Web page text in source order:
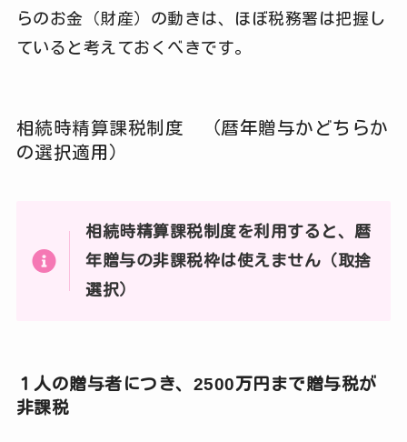
らのお金（財産）の動きは、ほぼ税務署は把握し
ていると考えておくべきです。
相続時精算課税制度 （暦年贈与かどちらか
の選択適用）
相続時精算課税制度を利用すると、暦
年贈与の非課税枠は使えません（取捨
選択）
１人の贈与者につき、2500万円まで贈与税が
非課税